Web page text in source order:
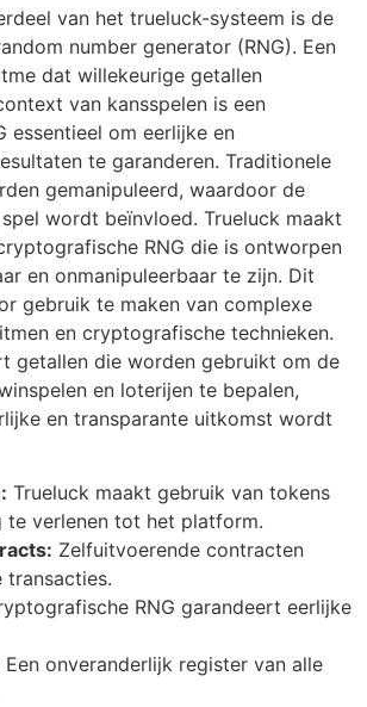
van het trueluck-systeem is de
number generator (RNG). Een
dat willekeurige getallen
van kansspelen is een
essentieel om eerlijke en
te garanderen. Traditionele
gemanipuleerd, waardoor de
wordt beïnvloed. Trueluck maakt
RNG die is ontworpen
en onmanipuleerbaar te zijn. Dit
gebruik te maken van complexe
en cryptografische technieken.
getallen die worden gebruikt om de
en loterijen te bepalen,
en transparante uitkomst wordt
Trueluck maakt gebruik van tokens
te verlenen tot het platform.
Zelfuitvoerende contracten
transacties.
RNG garandeert eerlijke
Een onveranderlijk register van alle